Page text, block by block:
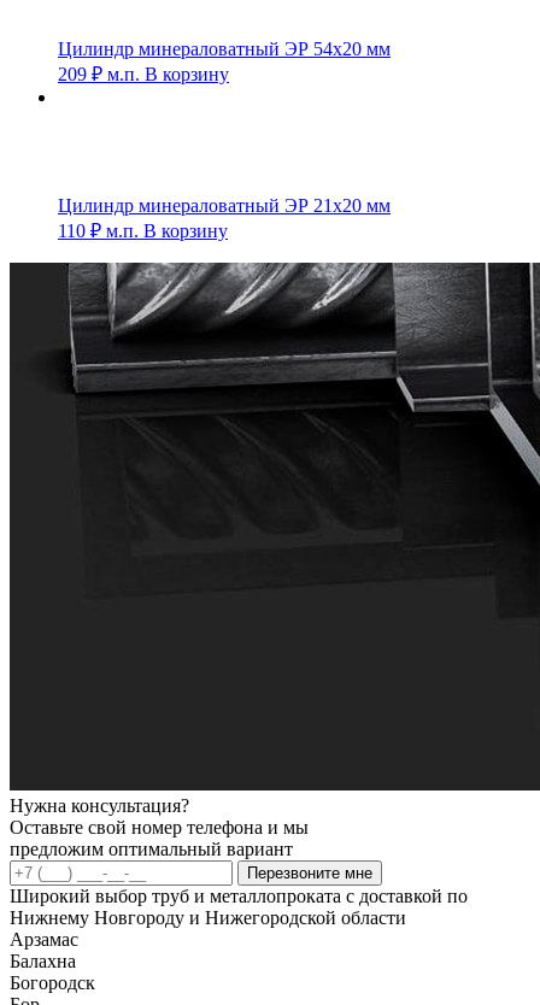
Цилиндр минераловатный ЭР 54х20 мм
209 ₽ м.п. В корзину
Цилиндр минераловатный ЭР 21х20 мм
110 ₽ м.п. В корзину
Нужна консультация?
Оставьте свой номер телефона и мы
предложим оптимальный вариант
Перезвоните мне
Широкий выбор труб и металлопроката с доставкой по
Нижнему Новгороду и Нижегородской области
Арзамас
Балахна
Богородск